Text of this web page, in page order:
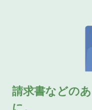
請求書などの